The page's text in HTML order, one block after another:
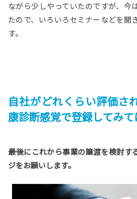
ながら少しやっていたのですが、今
たので、いろいろセミナーなどを聞
す。
自社がどれくらい評価さ
康診断感覚で登録してみて
――最後にこれから事業の譲渡を検討
ジをお願いします。